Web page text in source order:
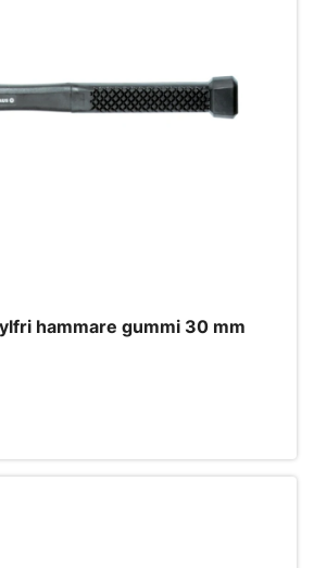
hammare gummi 30 mm